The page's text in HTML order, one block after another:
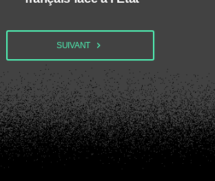
SUIVANT navigate_next